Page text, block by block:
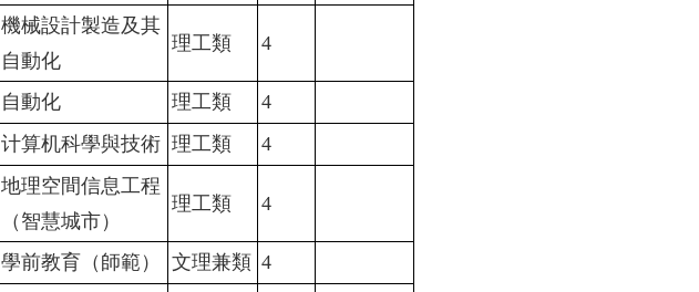
機械設計製造及其
自動化
理工類 4
自動化 理工類
4
计算机科學與技術 理工類 4
地理空間信息工程
（智慧城市）
理工類 4
學前教育（師範） 文理兼類 4